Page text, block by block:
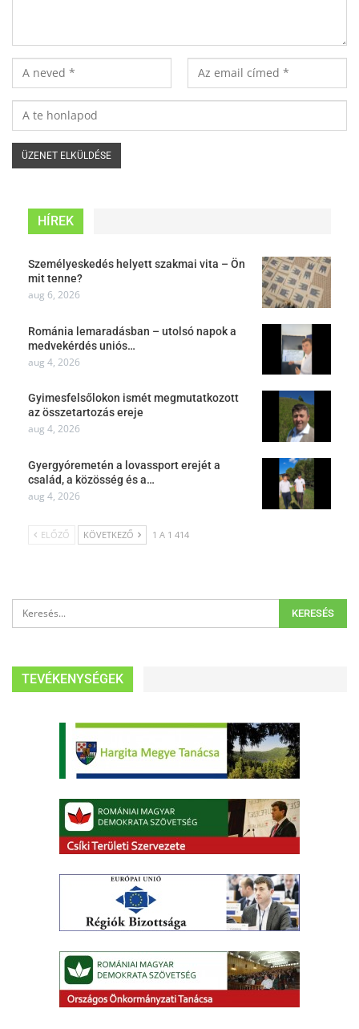
HÍREK
Személyeskedés helyett szakmai vita – Ön
mit tenne?
aug 6, 2026
Románia lemaradásban – utolsó napok a
medvekérdés uniós…
aug 4, 2026
Gyimesfelsőlokon ismét megmutatkozott
az összetartozás ereje
aug 4, 2026
Gyergyóremetén a lovassport erejét a
család, a közösség és a…
aug 4, 2026
ELŐZŐ KÖVETKEZŐ 1 A 1 414
TEVÉKENYSÉGEK